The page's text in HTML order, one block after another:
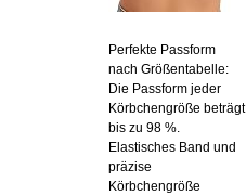
Perfekte Passform
nach Größentabelle:
Die Passform jeder
Körbchengröße beträgt
bis zu 98 %.
Elastisches Band und
präzise
Körbchengröße